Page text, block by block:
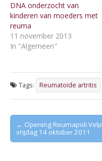
DNA onderzocht van
kinderen van moeders met
reuma
11 november 2013
In "Algemeen"
Tags: Reumatoïde artritis
Post
navigation
← Opening Reumapoli Velp
vrijdag 14 oktober 2011